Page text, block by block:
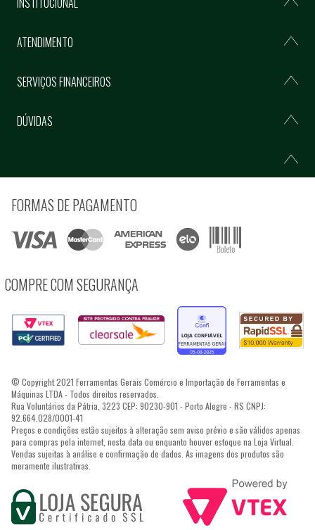
ATENDIMENTO
SERVIÇOS FINANCEIROS
DÚVIDAS
FORMAS DE PAGAMENTO
COMPRE COM SEGURANÇA
© Copyright 2021 Ferramentas Gerais Comércio e Importação de Ferramentas e
Máquinas LTDA - Todos direitos reservados.
Rua Voluntários da Pátria, 3223 CEP: 90230-901 - Porto Alegre - RS CNPJ:
92.664.028/0001-41
Preços e condições estão sujeitos à alteração sem aviso prévio e são válidos apenas
para compras pela internet, nesta data ou enquanto houver estoque na Loja Virtual.
Vendas sujeitas à análise e confirmação de dados. As imagens dos produtos são
meramente ilustrativas.